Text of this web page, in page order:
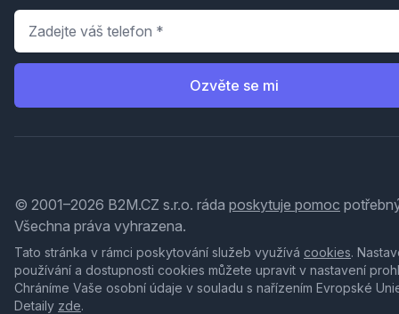
Telefon
Ozvěte se mi
© 2001–2026 B2M.CZ s.r.o. ráda poskytuje pomoc
Všechna práva vyhrazena.
Tato stránka v rámci poskytování služeb využívá cookies.
používání a dostupnosti cookies můžete upravit v nastavení
Chráníme Vaše osobní údaje v souladu s nařízením Evropské
Detaily zde.